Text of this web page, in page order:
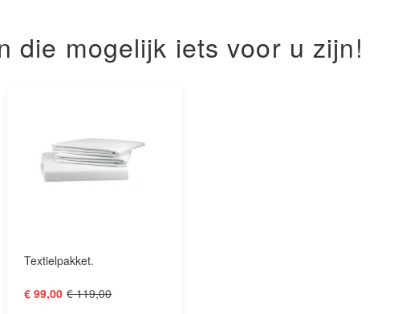
die mogelijk iets voor u zijn!
Textielpakket.
€ 99,00 € 119,00